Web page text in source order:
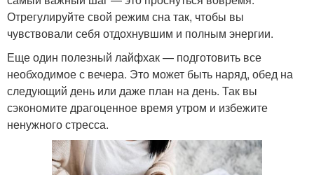
Отрегулируйте свой режим сна так, чтобы вы
чувствовали себя отдохнувшим и полным энергии.
Еще один полезный лайфхак — подготовить все
необходимое с вечера. Это может быть наряд, обед на
следующий день или даже план на день. Так вы
сэкономите драгоценное время утром и избежите
ненужного стресса.